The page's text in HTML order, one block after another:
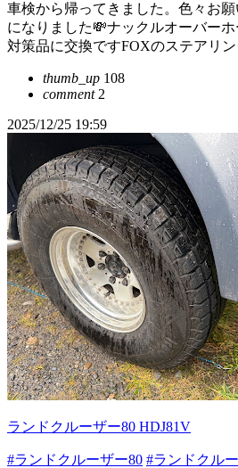
車検から帰ってきました。色々お
になりました💸ナックルオーバー
対策品に交換ですFOXのステアリ
thumb_up 108
comment2
2025/12/25 19:59
ランドクルーザー80 HDJ81V
#ランドクルーザー80 #ランドクル